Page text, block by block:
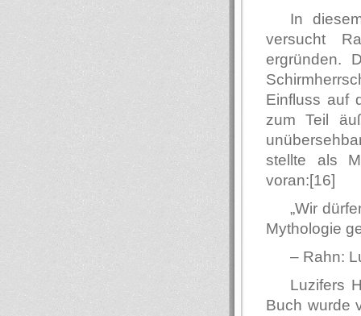
In
versucht
ergründen.
Einfluss auf
zum Teil
stellte als
voran:[16]
„Wir
Mythologie
– Rahn:
Luzifers
Buch wurde